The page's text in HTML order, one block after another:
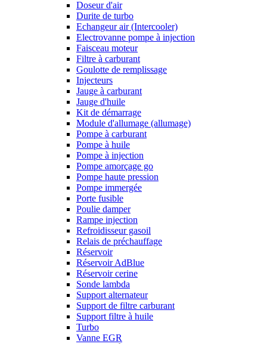
Doseur d'air
Durite de turbo
Echangeur air (Intercooler)
Electrovanne pompe à injection
Faisceau moteur
Filtre à carburant
Goulotte de remplissage
Injecteurs
Jauge à carburant
Jauge d'huile
Kit de démarrage
Module d'allumage (allumage)
Pompe à carburant
Pompe à huile
Pompe à injection
Pompe amorçage go
Pompe haute pression
Pompe immergée
Porte fusible
Poulie damper
Rampe injection
Refroidisseur gasoil
Relais de préchauffage
Réservoir
Réservoir AdBlue
Réservoir cerine
Sonde lambda
Support alternateur
Support de filtre carburant
Support filtre à huile
Turbo
Vanne EGR